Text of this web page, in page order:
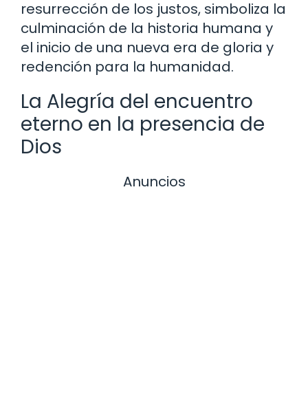
resurrección de los justos, simboliza la
culminación de la historia humana y
el inicio de una nueva era de gloria y
redención para la humanidad.
La Alegría del encuentro
eterno en la presencia de
Dios
Anuncios